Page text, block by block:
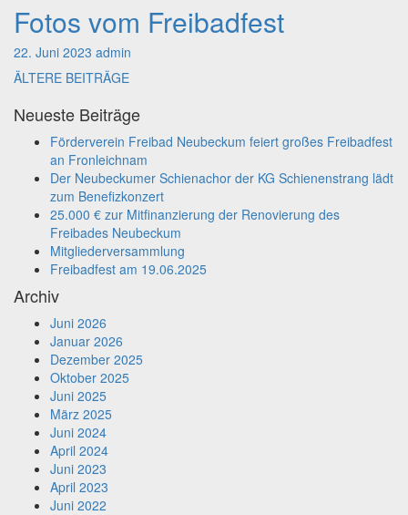
Fotos
vom
Freibadfest
Fotos vom Freibadfest
22. Juni 2023 admin
Beitrags-
Navigation
ÄLTERE BEITRÄGE
Neueste Beiträge
Förderverein Freibad Neubeckum feiert großes Freibadfest
an Fronleichnam
Der Neubeckumer Schienachor der KG Schienenstrang lädt
zum Benefizkonzert
25.000 € zur Mitfinanzierung der Renovierung des
Freibades Neubeckum
Mitgliederversammlung
Freibadfest am 19.06.2025
Archiv
Juni 2026
Januar 2026
Dezember 2025
Oktober 2025
Juni 2025
März 2025
Juni 2024
April 2024
Juni 2023
April 2023
Juni 2022